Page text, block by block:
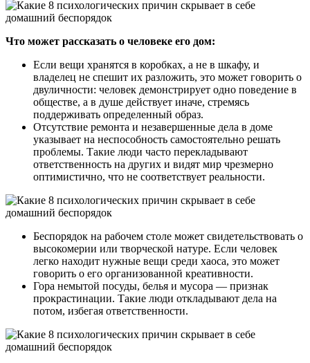
Что может рассказать о человеке его дом:
Если вещи хранятся в коробках, а не в шкафу, и
владелец не спешит их разложить, это может говорить о
двуличности: человек демонстрирует одно поведение в
обществе, а в душе действует иначе, стремясь
поддерживать определенный образ.
Отсутствие ремонта и незавершенные дела в доме
указывает на неспособность самостоятельно решать
проблемы. Такие люди часто перекладывают
ответственность на других и видят мир чрезмерно
оптимистично, что не соответствует реальности.
Беспорядок на рабочем столе может свидетельствовать о
высокомерии или творческой натуре. Если человек
легко находит нужные вещи среди хаоса, это может
говорить о его организованной креативности.
Гора немытой посуды, белья и мусора — признак
прокрастинации. Такие люди откладывают дела на
потом, избегая ответственности.